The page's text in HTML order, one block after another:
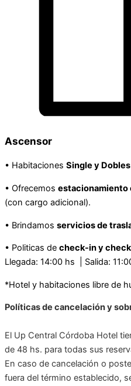
Ascensor
• Habitaciones Single y Dobles
• Ofrecemos estacionamiento
(con cargo adicional).
• Brindamos servicios de
• Politicas de check-in y
Llegada: 14:00 hs | Salida:
*Hotel y habitaciones libre de
Políticas de cancelación y
El Up Central Córdoba Hotel
de 48 hs. para todas sus
En caso de cancelación o
fuera del término establecido,